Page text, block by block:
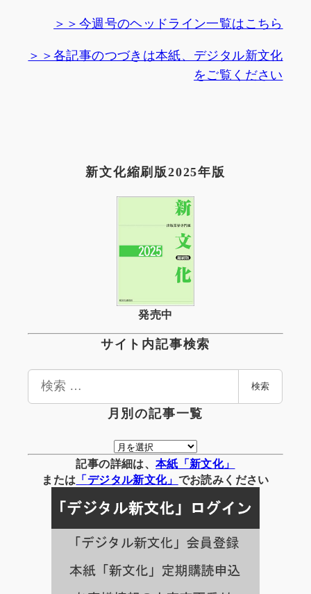
＞＞今週号のヘッドライン一覧はこちら
＞＞各記事のつづきは本紙、デジタル新文化
をご覧ください
新文化縮刷版2025年版
発売中
サイト内記事検索
検
検索
月別の記事一覧
月
別
の
事
一
覧
記事の詳細は、 本紙「新文化」
または 「デジタル新文化」 でお読みください